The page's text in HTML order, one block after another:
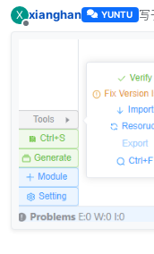
X xianghan YUNTU 写
最